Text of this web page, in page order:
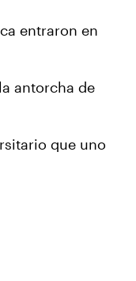
entraron en
antorcha de
que uno